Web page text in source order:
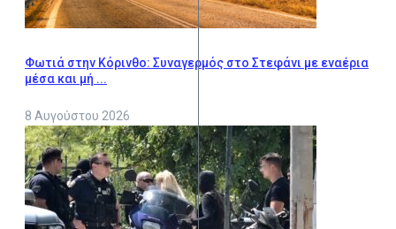
Φωτιά στην Κόρινθο: Συναγερμός στο Στεφάνι με εναέρια
μέσα και μή ...
8 Αυγούστου 2026